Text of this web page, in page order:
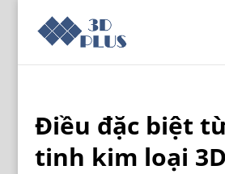
Điều đặc biệt
tinh kim loại 3D